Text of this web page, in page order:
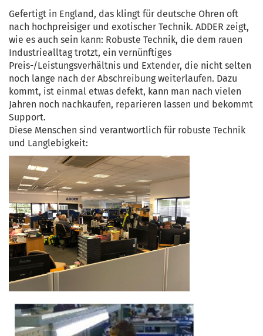
Gefertigt in England, das klingt für deutsche Ohren oft
nach hochpreisiger und exotischer Technik. ADDER zeigt,
wie es auch sein kann: Robuste Technik, die dem rauen
Industriealltag trotzt, ein vernünftiges
Preis-/Leistungsverhältnis und Extender, die nicht selten
noch lange nach der Abschreibung weiterlaufen. Dazu
kommt, ist einmal etwas defekt, kann man nach vielen
Jahren noch nachkaufen, reparieren lassen und bekommt
Support.
Diese Menschen sind verantwortlich für robuste Technik
und Langlebigkeit: